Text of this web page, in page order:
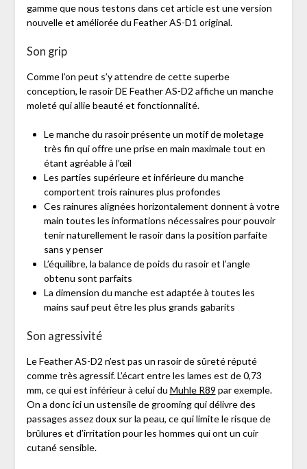
gamme que nous testons dans cet article est une version
nouvelle et améliorée du Feather AS-D1 original.
Son grip
Comme l’on peut s’y attendre de cette superbe
conception, le rasoir DE Feather AS-D2 affiche un manche
moleté qui allie beauté et fonctionnalité.
Le manche du rasoir présente un motif de moletage
très fin qui offre une prise en main maximale tout en
étant agréable à l’œil
Les parties supérieure et inférieure du manche
comportent trois rainures plus profondes
Ces rainures alignées horizontalement donnent à votre
main toutes les informations nécessaires pour pouvoir
tenir naturellement le rasoir dans la position parfaite
sans y penser
L’équilibre, la balance de poids du rasoir et l’angle
obtenu sont parfaits
La dimension du manche est adaptée à toutes les
mains sauf peut être les plus grands gabarits
Son agressivité
Le Feather AS-D2 n’est pas un rasoir de sûreté réputé
comme très agressif. L’écart entre les lames est de 0,73
mm, ce qui est inférieur à celui du Muhle R89 par exemple.
On a donc ici un ustensile de grooming qui délivre des
passages assez doux sur la peau, ce qui limite le risque de
brûlures et d’irritation pour les hommes qui ont un cuir
cutané sensible.